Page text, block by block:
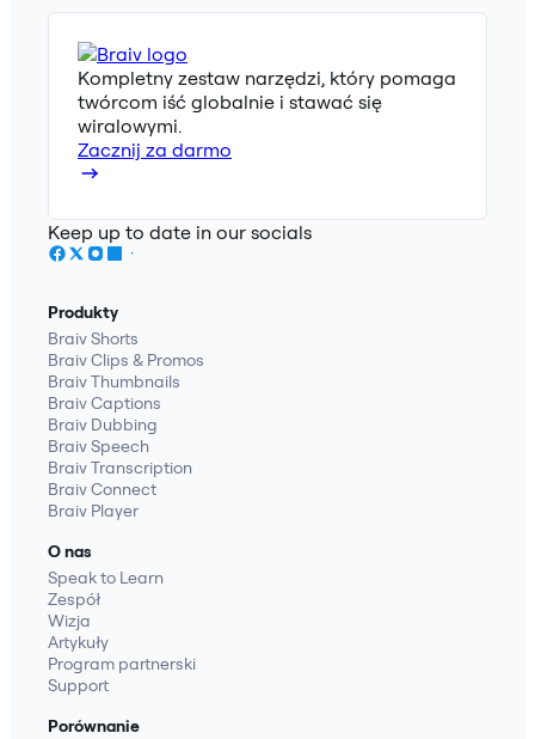
Kompletny zestaw narzędzi, który pomaga
twórcom iść globalnie i stawać się
wiralowymi.
Zacznij za darmo
Keep up to date in our socials
Produkty
Braiv Shorts
Braiv Clips & Promos
Braiv Thumbnails
Braiv Captions
Braiv Dubbing
Braiv Speech
Braiv Transcription
Braiv Connect
Braiv Player
O nas
Speak to Learn
Zespół
Wizja
Artykuły
Program partnerski
Support
Porównanie